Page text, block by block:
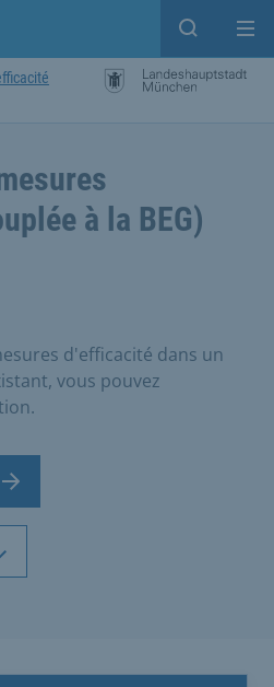
Open
à la BEG)
d'efficacité dans un
vous pouvez